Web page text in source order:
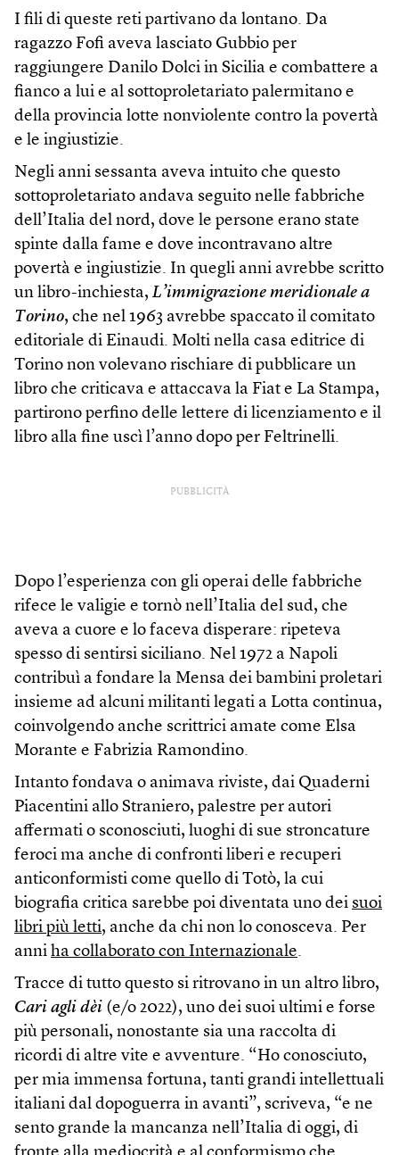
I fili di queste reti partivano da lontano. Da
ragazzo Fofi aveva lasciato Gubbio per
raggiungere Danilo Dolci in Sicilia e combattere a
fianco a lui e al sottoproletariato palermitano e
della provincia lotte nonviolente contro la povertà
e le ingiustizie.
Negli anni sessanta aveva intuito che questo
sottoproletariato andava seguito nelle fabbriche
dell’Italia del nord, dove le persone erano state
spinte dalla fame e dove incontravano altre
povertà e ingiustizie. In quegli anni avrebbe scritto
un libro-inchiesta, L’immigrazione meridionale a
Torino, che nel 1963 avrebbe spaccato il comitato
editoriale di Einaudi. Molti nella casa editrice di
Torino non volevano rischiare di pubblicare un
libro che criticava e attaccava la Fiat e La Stampa,
partirono perfino delle lettere di licenziamento e il
libro alla fine uscì l’anno dopo per Feltrinelli.
PUBBLICITÀ
Dopo l’esperienza con gli operai delle fabbriche
rifece le valigie e tornò nell’Italia del sud, che
aveva a cuore e lo faceva disperare: ripeteva
spesso di sentirsi siciliano. Nel 1972 a Napoli
contribuì a fondare la Mensa dei bambini proletari
insieme ad alcuni militanti legati a Lotta continua,
coinvolgendo anche scrittrici amate come Elsa
Morante e Fabrizia Ramondino.
Intanto fondava o animava riviste, dai Quaderni
Piacentini allo Straniero, palestre per autori
affermati o sconosciuti, luoghi di sue stroncature
feroci ma anche di confronti liberi e recuperi
anticonformisti come quello di Totò, la cui
biografia critica sarebbe poi diventata uno dei suoi
libri più letti, anche da chi non lo conosceva. Per
anni ha collaborato con Internazionale.
Tracce di tutto questo si ritrovano in un altro libro,
Cari agli dèi (e/o 2022), uno dei suoi ultimi e forse
più personali, nonostante sia una raccolta di
ricordi di altre vite e avventure. “Ho conosciuto,
per mia immensa fortuna, tanti grandi intellettuali
italiani dal dopoguerra in avanti”, scriveva, “e ne
sento grande la mancanza nell’Italia di oggi, di